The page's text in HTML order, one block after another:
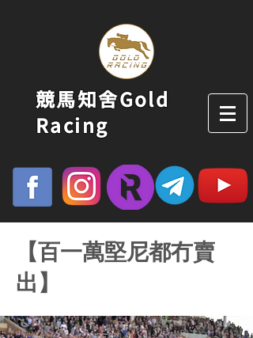
競馬知舍Gold
Racing
【百一萬堅尼都冇賣
出】